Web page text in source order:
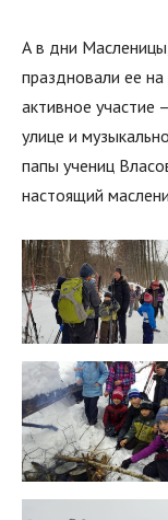
А в дни
праздновали ее
активное участие
улице и
папы учениц
настоящий